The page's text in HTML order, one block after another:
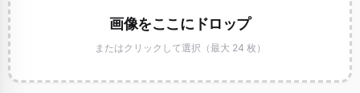
画像をここにドロップ
またはクリックして選択（最大 24 枚）